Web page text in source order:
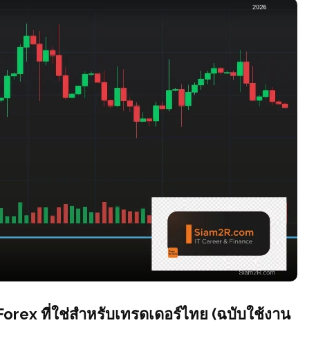
ที่ใช่สำหรับเทรดเดอร์ไทย (ฉบับใช้งาน